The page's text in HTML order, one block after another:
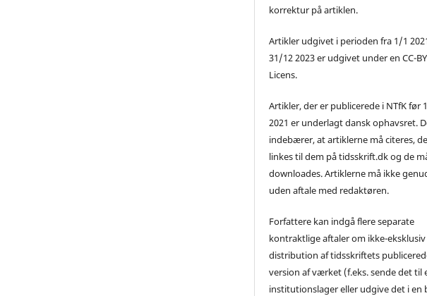
korrektur på artiklen.
Artikler udgivet i perioden fra 1/1
31/12 2023 er udgivet under en CC-
Licens.
Artikler, der er publicerede i NTfK før
2021 er underlagt dansk ophavsret.
indebærer, at artiklerne må citeres,
linkes til dem på tidsskrift.dk og de
downloades. Artiklerne må ikke
uden aftale med redaktøren.
Forfattere kan indgå flere separate
kontraktlige aftaler om ikke-eksklusiv
distribution af tidsskriftets
version af værket (f.eks. sende det til
institutionslager eller udgive det i en